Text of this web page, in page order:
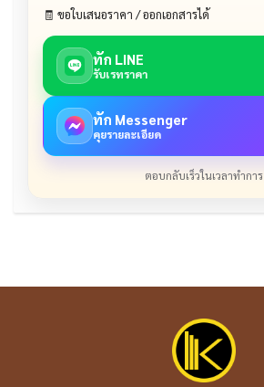
🧾 ขอใบเสนอราคา / ออกเอกสารได้
ทัก LINE
รับเรทราคา
ทัก Messenger
คุยรายละเอียด
ตอบกลับเร็วในเวลาทำการ